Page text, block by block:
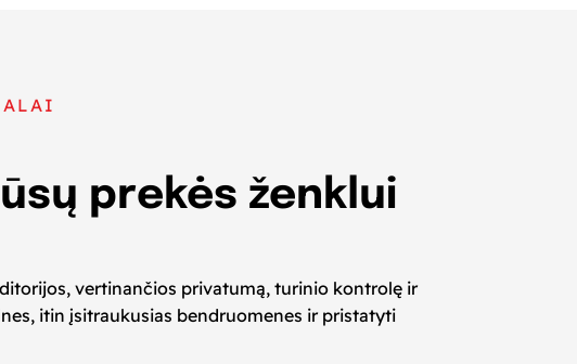
prekės ženklui
vertinančios privatumą, turinio kontrolę ir
itin įsitraukusias bendruomenes ir pristatyti